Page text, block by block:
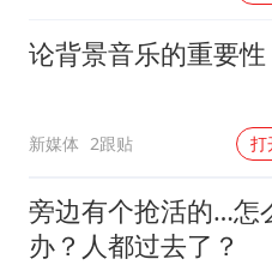
论背景音乐的重要性
新媒体 2跟贴 打
旁边有个抢活的…怎
办？人都过去了？